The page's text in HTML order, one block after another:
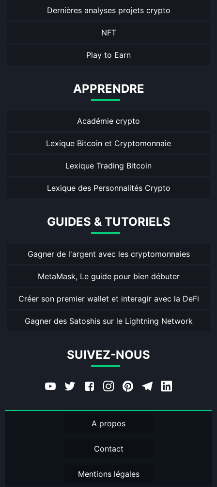
Dernières analyses projets crypto
NFT
Play to Earn
APPRENDRE
Académie crypto
Lexique Bitcoin et Cryptomonnaie
Lexique Trading Bitcoin
Lexique des Personnalités Crypto
GUIDES & TUTORIELS
Gagner de l'argent avec les cryptomonnaies
MetaMask, Le guide pour bien débuter
Créer son premier wallet et interagir avec la DeFi
Gagner des Satoshis sur le Lightning Network
SUIVEZ-NOUS
A propos
Contact
Mentions légales